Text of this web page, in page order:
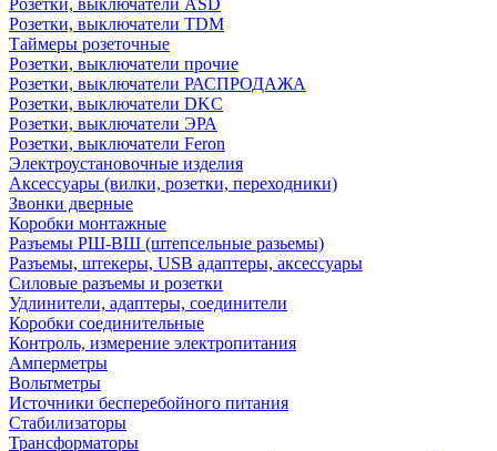
Розетки, выключатели ASD
Розетки, выключатели TDM
Таймеры розеточные
Розетки, выключатели прочие
Розетки, выключатели РАСПРОДАЖА
Розетки, выключатели DKC
Розетки, выключатели ЭРА
Розетки, выключатели Feron
Электроустановочные изделия
Аксессуары (вилки, розетки, переходники)
Звонки дверные
Коробки монтажные
Разъемы РШ-ВШ (штепсельные разьемы)
Разъемы, штекеры, USB адаптеры, аксессуары
Силовые разъемы и розетки
Удлинители, адаптеры, соединители
Коробки соединительные
Контроль, измерение электропитания
Амперметры
Вольтметры
Источники бесперебойного питания
Стабилизаторы
Трансформаторы